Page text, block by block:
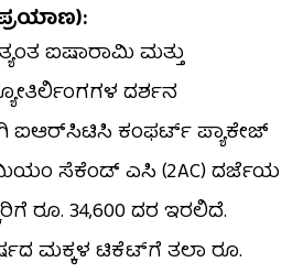
ಐಷಾರಾಮಿ ಮತ್ತು
ದರ್ಶನ
ಕಂಫರ್ಟ್ ಪ್ಯಾಕೇಜ್
ಸೆಕೆಂಡ್ ಎಸಿ (2AC) ದರ್ಜೆಯ
ರೂ. 34,600 ದರ ಇರಲಿದೆ.
ಮಕ್ಕಳ ಟಿಕೆಟ್‌ಗೆ ತಲಾ ರೂ.